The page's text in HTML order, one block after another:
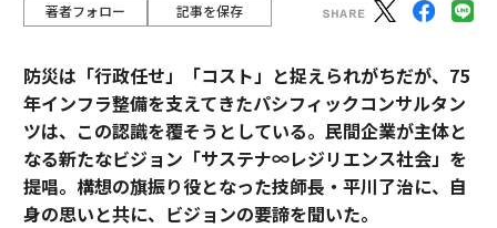
著者フォロー 記事を保存
防災は「行政任せ」「コスト」と捉えられがちだが、75
年インフラ整備を支えてきたパシフィックコンサルタン
ツは、この認識を覆そうとしている。民間企業が主体と
なる新たなビジョン「サステナ∞レジリエンス社会」を
提唱。構想の旗振り役となった技師長・平川了治に、自
身の思いと共に、ビジョンの要諦を聞いた。